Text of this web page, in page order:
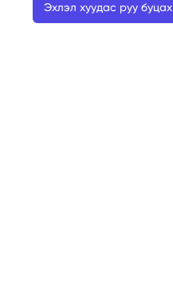
Эхлэл хуудас руу буцах